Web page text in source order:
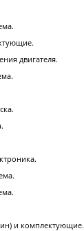
двигателя.
и комплектующие.